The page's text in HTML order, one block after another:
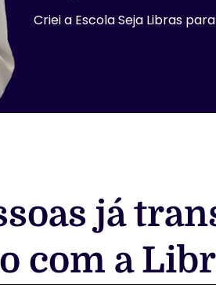
Criei a Escola Seja Libras
já
com a